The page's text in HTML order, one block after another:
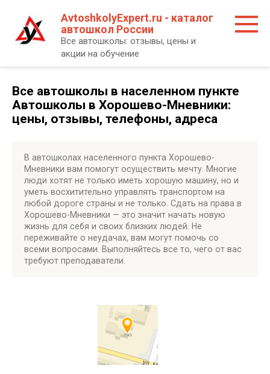
контенту
AvtoshkolyExpert.ru - каталог
автошкол России
Все автошколы: отзывы, цены и
акции на обучение
Все автошколы в населенном пункте
Автошколы в Хорошево-Мневники:
цены, отзывы, телефоны, адреса
В автошколах населенного пункта Хорошево-
Мневники вам помогут осуществить мечту. Многие
люди хотят не только иметь хорошую машину, но и
уметь восхитительно управлять транспортом на
любой дороге страны и не только. Сдать на права в
Хорошево-Мневники — это значит начать новую
жизнь для себя и своих близких людей. Не
переживайте о неудачах, вам могут помочь со
всеми вопросами. Выполняйтесь все то, чего от вас
требуют преподаватели.